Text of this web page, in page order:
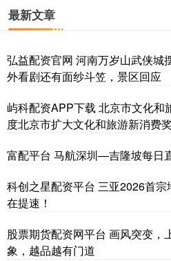
最新文章
弘益配资官网 河南万岁山武侠城
外看剧还有面纱斗笠，景区回应
屿科配资APP下载 北京市文化和
度北京市扩大文化和旅游新消费
富配平台 马航深圳—吉隆坡每日
科创之星配资平台 三亚2026首
在提速！
股票期货配资网平台 画风突变，
象，越品越有门道